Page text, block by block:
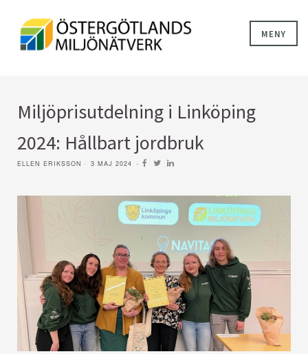
MENY
Miljöprisutdelning i Linköping
2024: Hållbart jordbruk
ELLEN ERIKSSON 3 MAJ 2024